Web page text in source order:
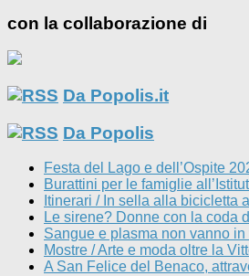
con la collaborazione di
Da Popolis.it
Da Popolis
Festa del Lago e dell’Ospite
Burattini per le famiglie
Itinerari / In sella alla bicicletta
Le sirene? Donne con la coda
Sangue e plasma non vanno
Mostre / Arte e moda oltre la
A San Felice del Benaco,